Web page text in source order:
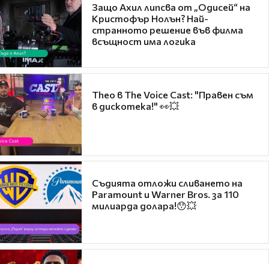
Защо Ахил липсва от „Одисей“ на
Кристофър Нолън? Най-
странното решение във филма
всъщност има логика
Theo в The Voice Cast: "Правен съм
в дискотека!" 👀💥
Съдията отложи сливането на
Paramount и Warner Bros. за 110
милиарда долара!😯💥